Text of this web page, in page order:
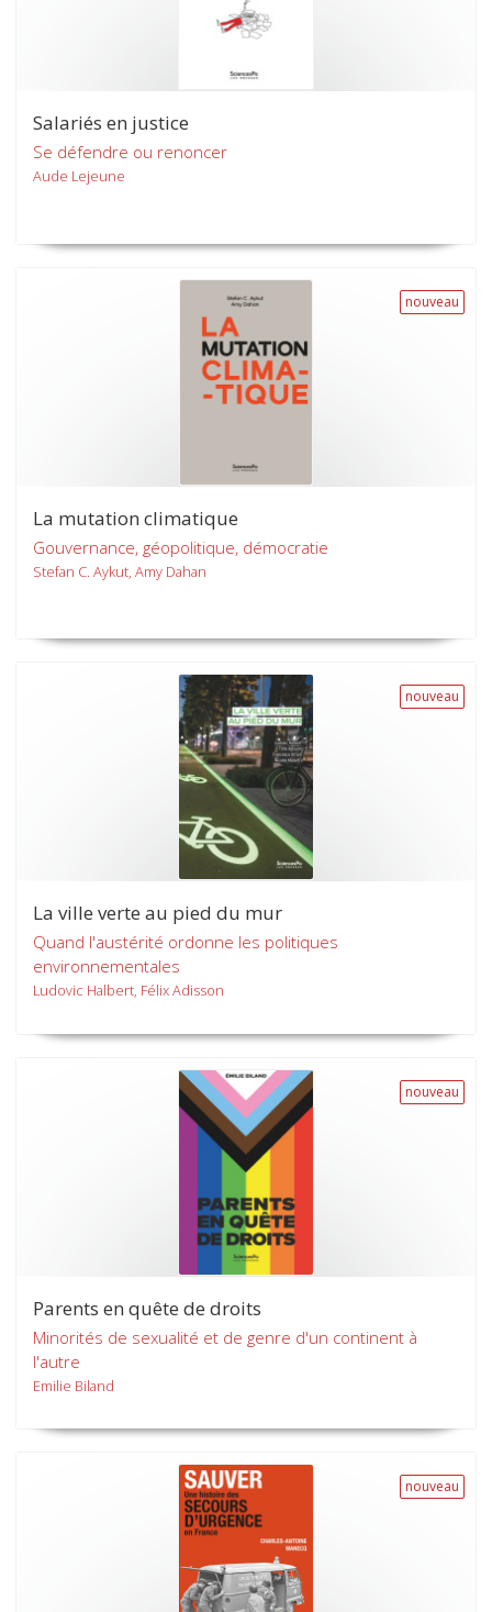
Salariés en justice
Se défendre ou renoncer
Aude Lejeune
nouveau
La mutation climatique
Gouvernance, géopolitique, démocratie
Stefan C. Aykut, Amy Dahan
nouveau
La ville verte au pied du mur
Quand l'austérité ordonne les politiques
environnementales
Ludovic Halbert, Félix Adisson
nouveau
Parents en quête de droits
Minorités de sexualité et de genre d'un continent à
l'autre
Emilie Biland
nouveau